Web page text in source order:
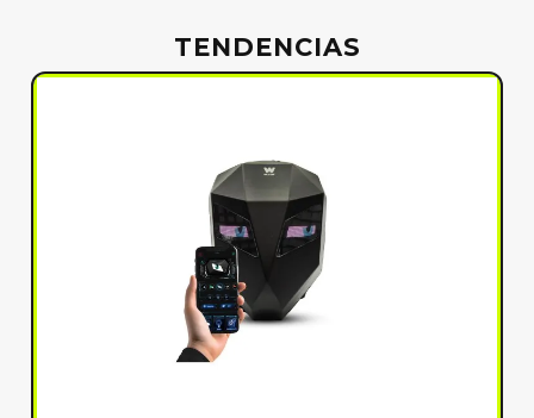
TENDENCIAS